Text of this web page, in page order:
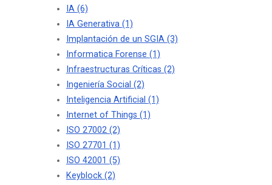
IA (6)
IA Generativa (1)
Implantación de un SGIA (3)
Informatica Forense (1)
Infraestructuras Críticas (2)
Ingeniería Social (2)
Inteligencia Artificial (1)
Internet of Things (1)
ISO 27002 (2)
ISO 27701 (1)
ISO 42001 (5)
Keyblock (2)